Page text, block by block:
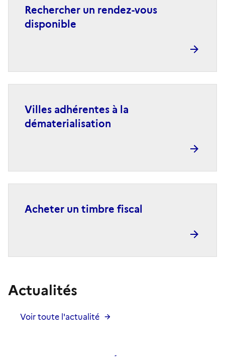
Rechercher un rendez-vous
disponible
Villes adhérentes à la
dématerialisation
Acheter un timbre fiscal
Actualités
Voir toute l'actualité